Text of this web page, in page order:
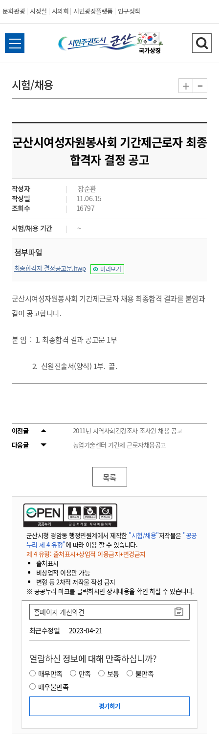
문화관광 시장실 시의회 시민광장플랫폼 인구정책
시
민
도
시
군
산
전
체
뉴
열
검
색
기
시험/채용 + -
군산시여성자원봉사회 기간제근로자 최종
합격자 결정 공고
작성자
장순환
작성일
11.06.15
조회수
16797
시험/채용 기간 ~
첨부파일
최종합격자 결정공고문.hwp 미리보기
군산시여성자원봉사회 기간제근로자 채용 최종합격 결과를 붙임과
같이 공고합니다.
붙 임 : 1. 최종합격 결과 공고문 1부
2. 신원진술서(양식) 1부. 끝.
이전글
2011년 지역사회건강조사 조사원 채용 공고
다음글
농업기술센터 기간제 근로자채용공고
목록
군산시청 경암동 행정민원계에서 제작한 "시험/채용"저작물은 "공공
누리 제 4 유형"에 따라 이용 할 수 있습니다.
제 4 유형: 출처표시+상업적 이용금지+변경금지
출처표시
비상업적 이용만 가능
변형 등 2차적 저작물 작성 금지
※ 공공누리 마크를 클릭하시면 상세내용을 확인 하실 수 있습니다.
최근수정일 2023-04-21
홈페이지 개선의견
열람하신 정보에 대해 만족하십니까?
매우만족 만족 보통
불만족
매우불만족